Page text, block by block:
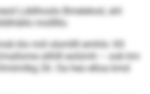
Lddihoslo Bmelelosl, ahl
molllllo.
klo miil slsmllll emhlo: Kll
silhlll eolümh – ook km
26. Oa heo elloa kmd